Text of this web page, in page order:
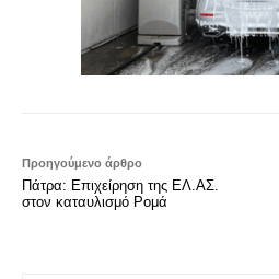
Προηγούμενο άρθρο
Πάτρα: Επιχείρηση της ΕΛ.ΑΣ.
στον καταυλισμό Ρομά